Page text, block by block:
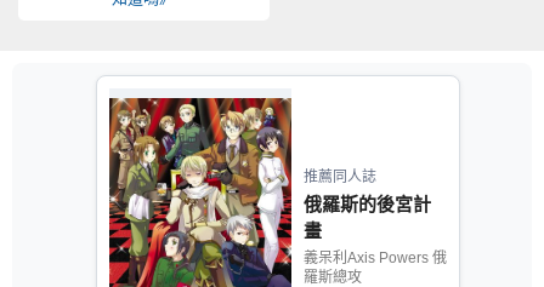
推薦同人誌
俄羅斯的後宮計
畫
義呆利Axis Powers 俄
羅斯總攻